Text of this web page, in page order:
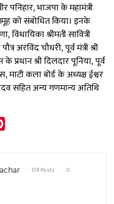
पनिहार, भाजपा के महामंत्री
को संबोधित किया। इनके
विधायिका श्रीमती सावित्री
अरविंद चौधरी, पूर्व मंत्री श्री
श्री दिलदार पूनिया, पूर्व
कला बोर्ड के अध्यक्ष ईश्वर
सहित अन्य गणमान्य अतिथि
174 Posts
0